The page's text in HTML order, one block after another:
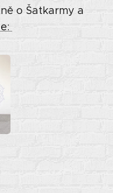
o Šatkarmy a